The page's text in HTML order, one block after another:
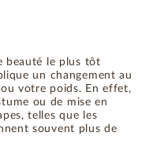
beauté le plus tôt
un changement au
votre poids. En effet,
ou de mise en
telles que les
souvent plus de